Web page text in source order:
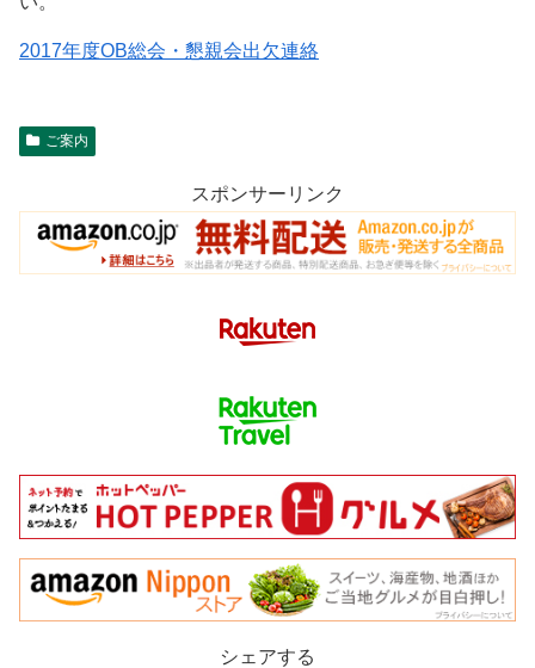
2017年度OB総会・懇親会出欠連絡
ご案内
スポンサーリンク
シェアする